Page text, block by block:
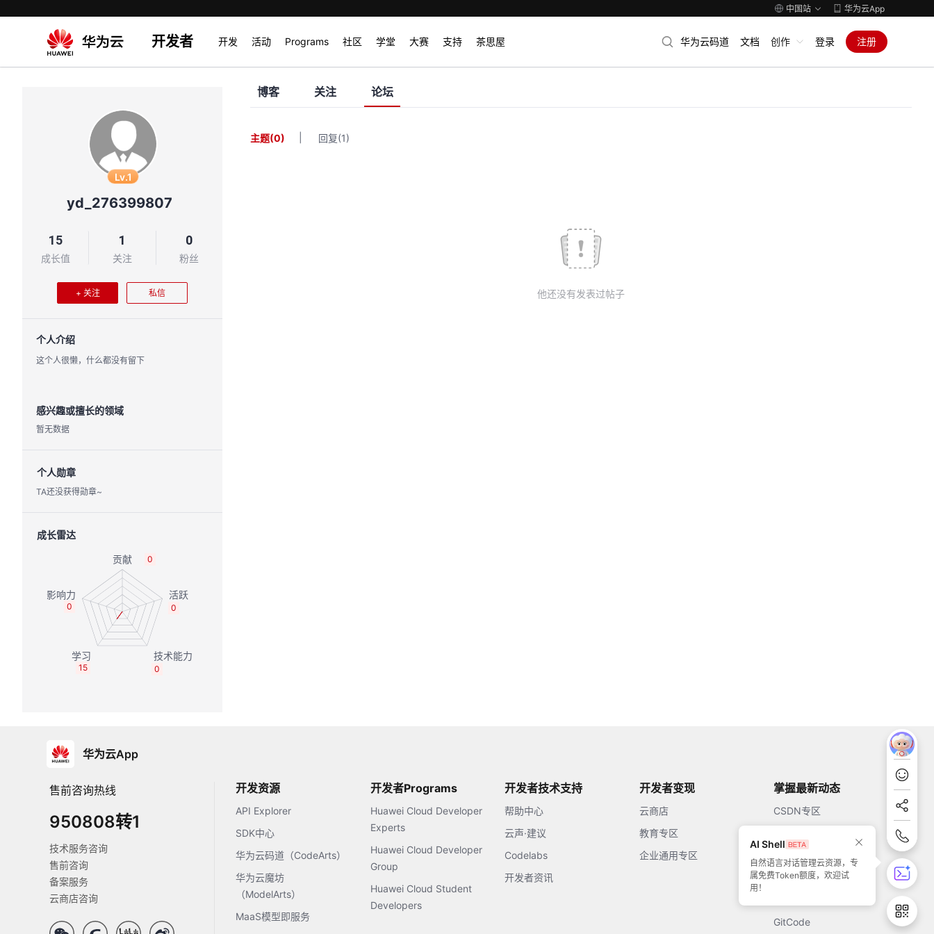
中国站 华为云App
开发者 开发 活动 Programs 社区 学堂 大赛 支持 茶思屋 华为云码道 文档 创作 登录 注册
Lv.1
yd_276399807
15
成长值
1
关注
0
粉丝
+ 关注 私信
个人介绍
这个人很懒，什么都没有留下
感兴趣或擅长的领域
暂无数据
个人勋章
TA还没获得勋章~
成长雷达
0
0
0
15
0
博客 关注 论坛
主题(0) 回复(1)
他还没有发表过帖子
华为云App
售前咨询热线
950808转1
技术服务咨询
售前咨询
备案服务
云商店咨询
开发资源
API Explorer
SDK中心
华为云码道（CodeArts）
华为云魔坊
（ModelArts）
MaaS模型即服务
开发者Programs
Huawei Cloud Developer
Experts
Huawei Cloud Developer
Group
Huawei Cloud Student
Developers
开发者技术支持
帮助中心
云声·建议
Codelabs
开发者资讯
开发者变现
云商店
教育专区
企业通用专区
掌握最新动态
CSDN专区
51CTO
GitCode
AI Shell
自然语言对话管理云资源，专
属免费Token额度，欢迎试
用！